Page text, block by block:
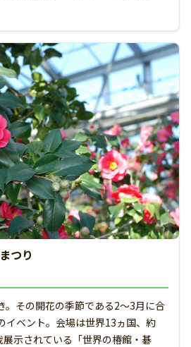
つり
。その開花の季節である2〜3月に合
イベント。会場は世界13ヵ国、約
示されている「世界の椿館・碁